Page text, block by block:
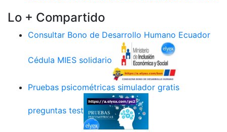
Lo + Compartido
Consultar Bono de Desarrollo Humano Ecuador
Cédula MIES solidario
Pruebas psicométricas simulador gratis
preguntas test